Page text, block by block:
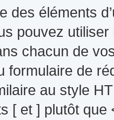
des éléments
pouvez
chacun de
formulaire de
au style
[ et ] plutôt que